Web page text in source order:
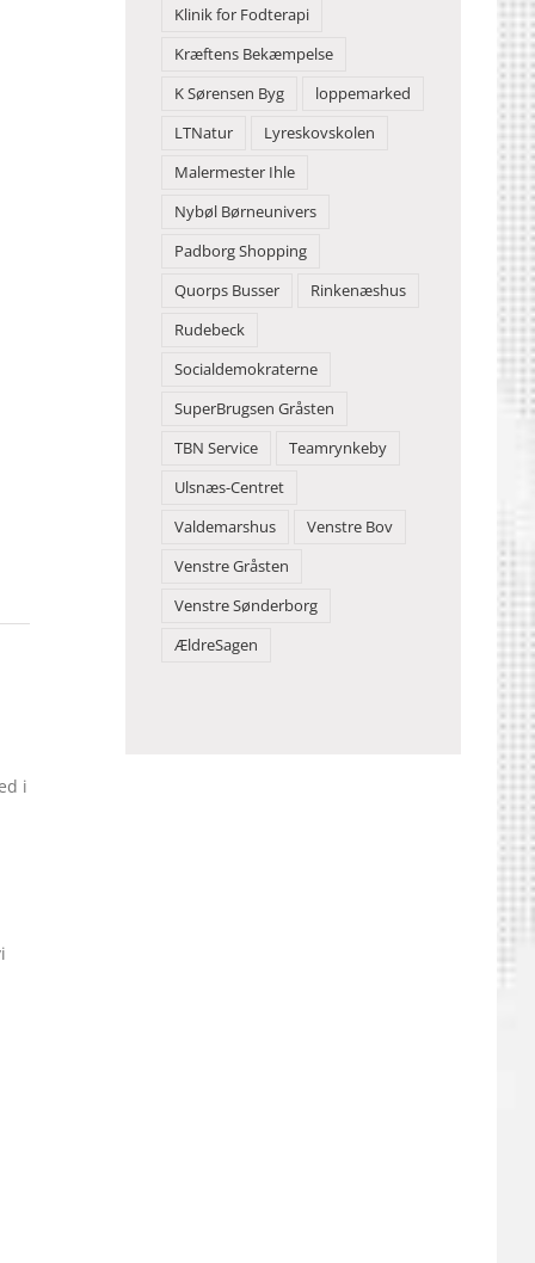
i
Klinik for Fodterapi
Kræftens Bekæmpelse
K Sørensen Byg
loppemarked
LTNatur
Lyreskovskolen
Malermester Ihle
Nybøl Børneunivers
Padborg Shopping
Quorps Busser
Rinkenæshus
Rudebeck
Socialdemokraterne
SuperBrugsen Gråsten
TBN Service
Teamrynkeby
Ulsnæs-Centret
Valdemarshus
Venstre Bov
Venstre Gråsten
Venstre Sønderborg
ÆldreSagen